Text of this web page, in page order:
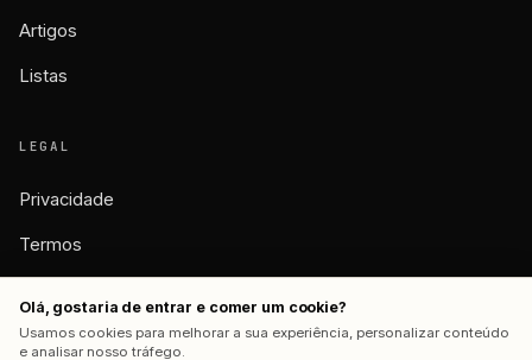
Artigos
Listas
LEGAL
Privacidade
Termos
Olá, gostaria de entrar e comer um cookie?
Usamos cookies para melhorar a sua experiência, personalizar conteúdo
e analisar nosso tráfego.